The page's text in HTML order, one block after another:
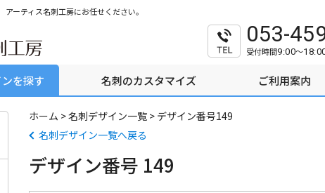
ーティス名刺工房にお任せください。
053-
受付時間9:00～
を探す 名刺のカスタマイズ ご利用案内
ホーム >名刺デザイン一覧 > デザイン番号149
名刺デザイン一覧へ戻る
デザイン番号 149